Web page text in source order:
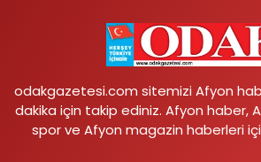
odakgazetesi.com sitemizi Afyon
dakika için takip ediniz. Afyon haber,
spor ve Afyon magazin haberleri